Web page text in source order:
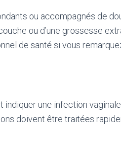
ou accompagnés de
ou d’une grossesse
de santé si vous
une infection
doivent être traitées